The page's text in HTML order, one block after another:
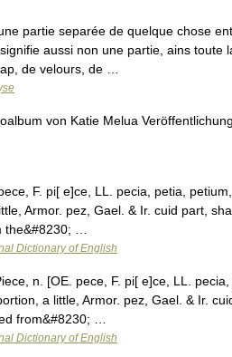
partie separée de quelque chose
aussi non une partie, ains toute
de velours, de …
von Katie Melua
F. pi[ e]ce, LL. pecia, petia,
Armor. pez, Gael. & Ir. cuid part,
the&#8230; …
Dictionary of English
n. [OE. pece, F. pi[ e]ce, LL.
a little, Armor. pez, Gael. & Ir.
from&#8230; …
Dictionary of English